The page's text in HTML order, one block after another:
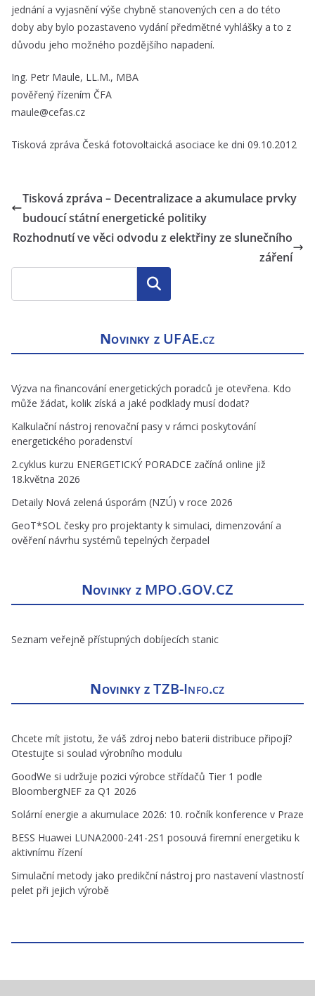
jednání a vyjasnění výše chybně stanovených cen a do této
doby aby bylo pozastaveno vydání předmětné vyhlášky a to z
důvodu jeho možného pozdějšího napadení.
Ing. Petr Maule, LL.M., MBA
pověřený řízením ČFA
maule@cefas.cz
Tisková zpráva Česká fotovoltaická asociace ke dni 09.10.2012
Tisková zpráva – Decentralizace a akumulace prvky
budoucí státní energetické politiky
Rozhodnutí ve věci odvodu z elektřiny ze slunečního
záření
Hledat
Novinky z UFAE.cz
Výzva na financování energetických poradců je otevřena. Kdo
může žádat, kolik získá a jaké podklady musí dodat?
Kalkulační nástroj renovační pasy v rámci poskytování
energetického poradenství
2.cyklus kurzu ENERGETICKÝ PORADCE začíná online již
18.května 2026
Detaily Nová zelená úsporám (NZÚ) v roce 2026
GeoT*SOL česky pro projektanty k simulaci, dimenzování a
ověření návrhu systémů tepelných čerpadel
Novinky zMPO.GOV.CZ
Seznam veřejně přístupných dobíjecích stanic
Novinky zTZB-Info.cz
Chcete mít jistotu, že váš zdroj nebo baterii distribuce připojí?
Otestujte si soulad výrobního modulu
GoodWe si udržuje pozici výrobce střídačů Tier 1 podle
BloombergNEF za Q1 2026
Solární energie a akumulace 2026: 10. ročník konference v Praze
BESS Huawei LUNA2000-241-2S1 posouvá firemní energetiku k
aktivnímu řízení
Simulační metody jako predikční nástroj pro nastavení vlastností
pelet při jejich výrobě